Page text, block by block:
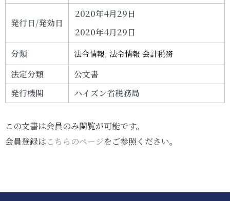
発行日/発効日
2020年4月29日
2020年4月29日
分類
法令情報,法令情報 会計税務
法定分類
公文書
発行機関
ハイズン省税務局
この文書は会員のみ閲覧が可能です。
会員登録はこちらのページをご参照ください。